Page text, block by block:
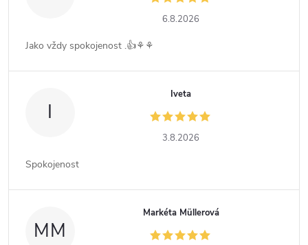
6.8.2026
Jako vždy spokojenost .👍⚘️⚘️
I
Iveta
3.8.2026
Spokojenost
MM
Markéta Müllerová